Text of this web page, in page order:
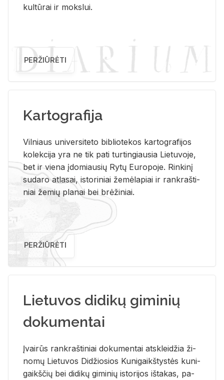
kul­tū­rai ir moks­lui.
PERŽIŪRĖTI
Kartografija
Vil­niaus uni­ver­si­te­to bi­b­lio­te­kos kar­to­gra­fi­jos
ko­lek­ci­ja yra ne tik pati tur­tin­giau­sia Lie­tu­vo­je,
bet ir vie­na įdo­miau­sių Rytų Eu­ro­po­je. Rin­ki­nį
su­da­ro at­la­sai, is­to­ri­niai že­mė­la­piai ir rank­raš­ti­
niai že­mių pla­nai bei brė­ži­niai.
PERŽIŪRĖTI
Lietuvos didikų giminių
dokumentai
Įvai­rūs rank­raš­ti­niai do­ku­men­tai at­sklei­džia ži­
no­mų Lie­tu­vos Di­džio­sios Ku­ni­gaikš­tys­tės ku­ni­
gaikš­čių bei di­di­kų gi­mi­nių is­to­ri­jos iš­ta­kas, pa­